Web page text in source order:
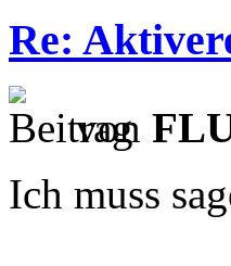
Re:
von
Ich muss